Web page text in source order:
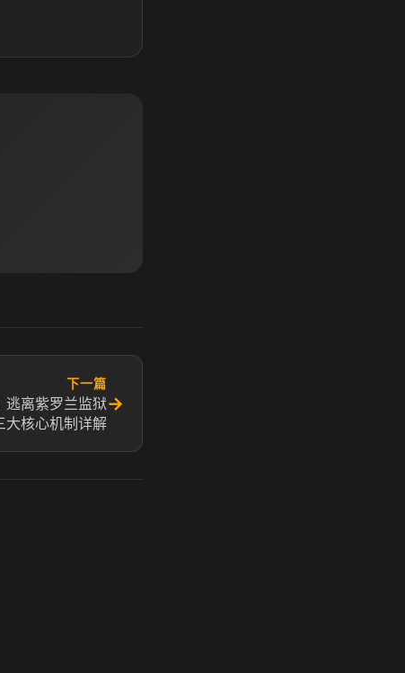
下一篇
逃离紫罗兰监狱
大核心机制详解
→